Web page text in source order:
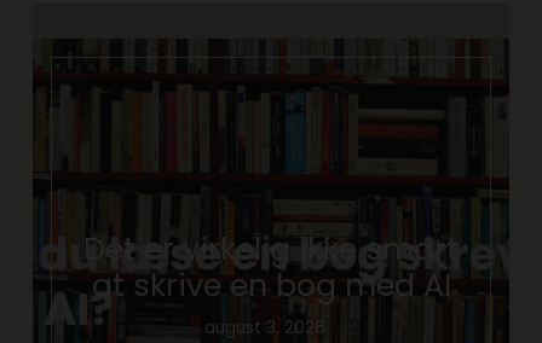
Det er virkelig ikke smart
at skrive en bog med AI
august 3, 2026